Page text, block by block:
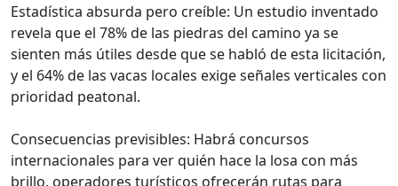
Estadística absurda pero creíble: Un estudio inventado
revela que el 78% de las piedras del camino ya se
sienten más útiles desde que se habló de esta licitación,
y el 64% de las vacas locales exige señales verticales con
prioridad peatonal.
Consecuencias previsibles: Habrá concursos
internacionales para ver quién hace la losa con más
brillo, operadores turísticos ofrecerán rutas para